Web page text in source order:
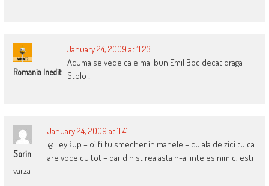
Romania Inedit
January 24, 2009 at 11:23
Acuma se vede ca e mai bun Emil Boc decat draga
Stolo !
Sorin
January 24, 2009 at 11:41
@HeyRup – oi fi tu smecher in manele – cu ala de zici tu ca
are voce cu tot – dar din stirea asta n-ai inteles nimic. esti
varza